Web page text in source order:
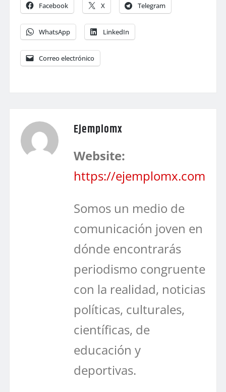
Facebook X Telegram
WhatsApp LinkedIn
Correo electrónico
Ejemplomx
Website:
https://ejemplomx.com
Somos un medio de
comunicación joven en
dónde encontrarás
periodismo congruente
con la realidad, noticias
políticas, culturales,
científicas, de
educación y
deportivas.